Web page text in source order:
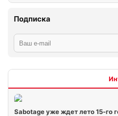
Подписка
Sabotage уже ждет лето 15-го